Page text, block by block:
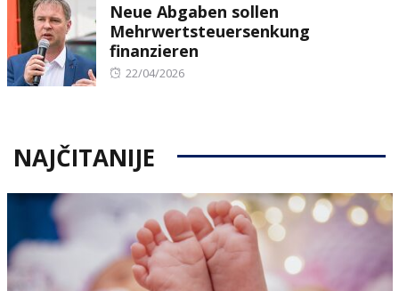
Neue Abgaben sollen
Mehrwertsteuersenkung
finanzieren
Posted
22/04/2026
NAJČITANIJE